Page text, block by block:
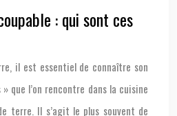
: qui sont ces
il est essentiel de connaître son
que l’on rencontre dans la cuisine
terre. Il s’agit le plus souvent de